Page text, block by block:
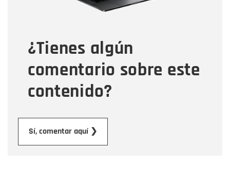
¿Tienes algún
comentario sobre este
contenido?
Sí, comentar aquí ❯
Tipo de comentario
Mensaje